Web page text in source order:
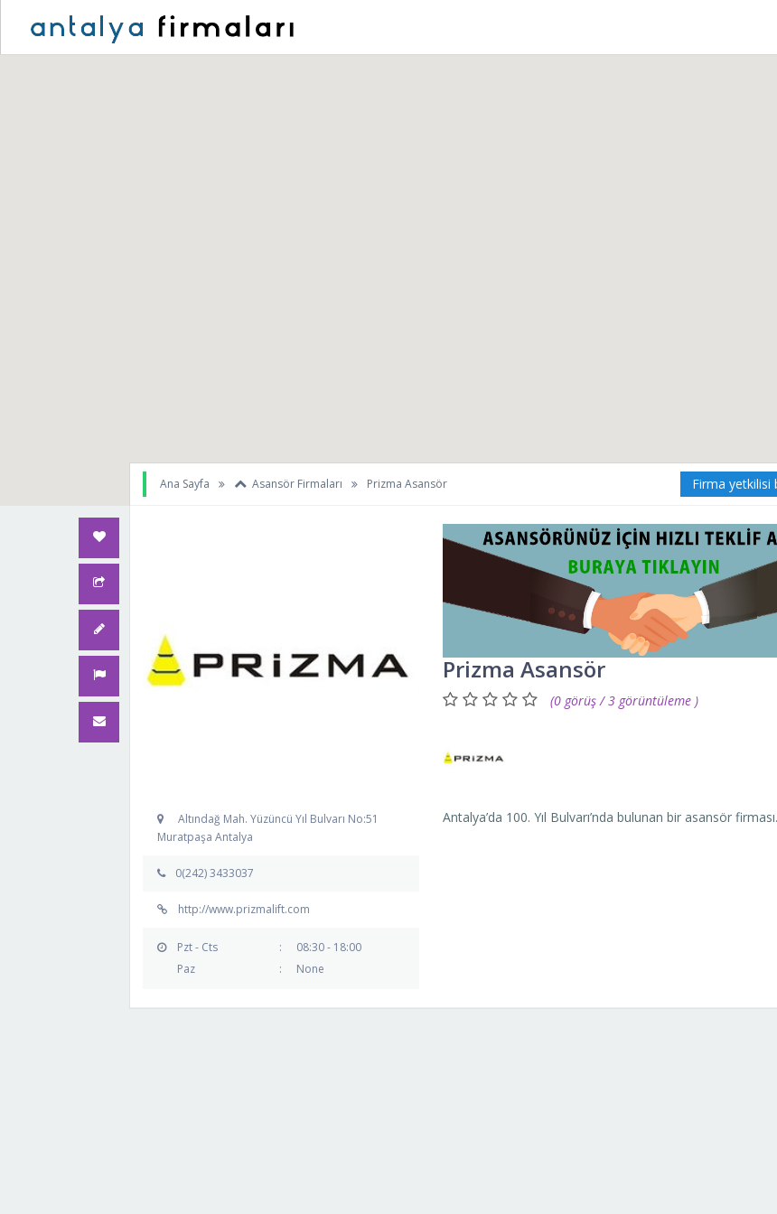
Ana Sayfa Asansör Firmaları Prizma Asansör Firma yetkilisi
Altındağ Mah. Yüzüncü Yıl Bulvarı No:51
Muratpaşa Antalya
0(242) 3433037
http://www.prizmalift.com
Pzt - Cts :
08:30 - 18:00
Paz
: None
Prizma Asansör
(0 görüş / 3 görüntüleme )
Antalya’da 100. Yıl Bulvarı’nda bulunan bir asansör firması.